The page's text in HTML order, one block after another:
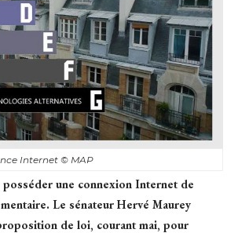
Internet © MAP
une connexion Internet de
Le sénateur Hervé Maurey
de loi, courant mai, pour